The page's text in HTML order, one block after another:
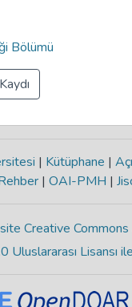
Bölümü
| Kütüphane |
| OAI-PMH |
Creative Commons
Uluslararası Lisansı